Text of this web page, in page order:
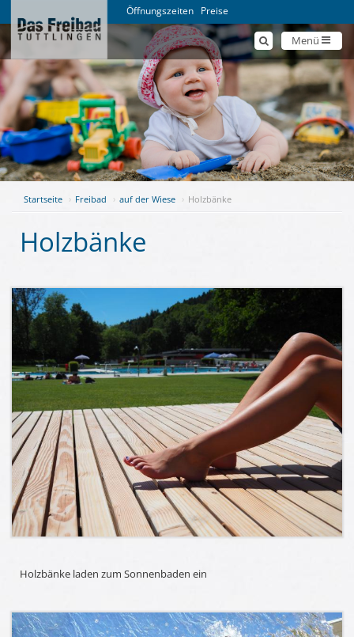
Öffnungszeiten Preise
Menü
Startseite Freibad auf der Wiese Holzbänke
Holzbänke
Holzbänke laden zum Sonnenbaden ein